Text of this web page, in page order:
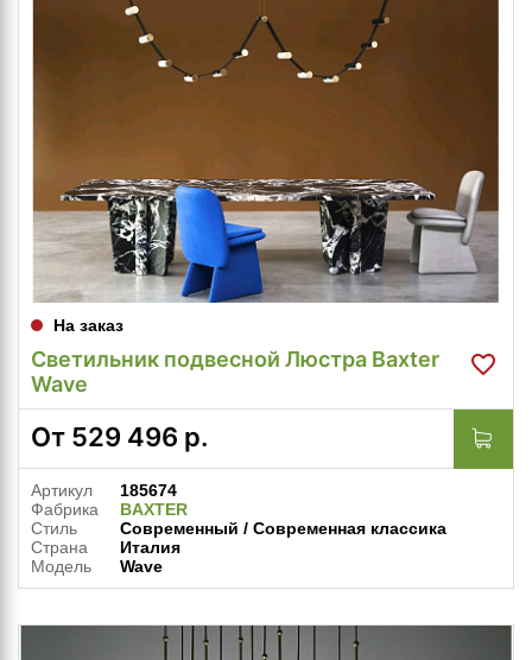
На заказ
Светильник подвесной Люстра Baxter
Wave
От 529 496 р.
Артикул
185674
Фабрика
BAXTER
Стиль
Современный / Современная классика
Страна
Италия
Модель
Wave